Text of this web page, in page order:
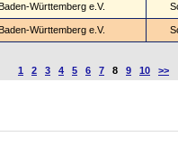
Württemberg e.V.
Württemberg e.V.
1 2 3 4 5 6 7 8 9 10 >>